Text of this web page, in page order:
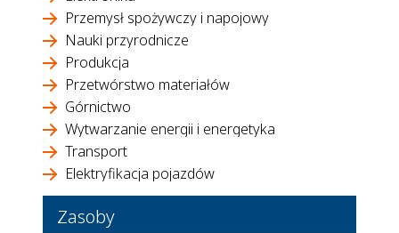
Przemysł spożywczy i napojowy
Nauki przyrodnicze
Produkcja
Przetwórstwo materiałów
Górnictwo
Wytwarzanie energii i energetyka
Transport
Elektryfikacja pojazdów
Zasoby